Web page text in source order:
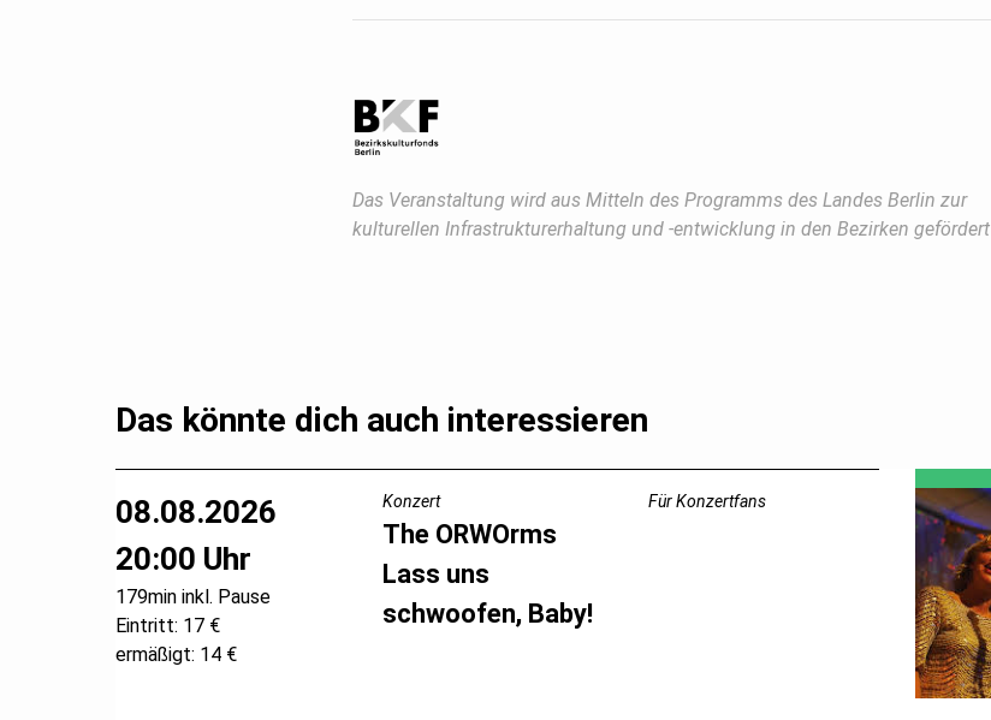
Das Veranstaltung wird aus Mitteln des Programms des Landes Berlin zur
kulturellen Infrastrukturerhaltung und -entwicklung in den Bezirken gefördert
Das könnte dich auch interessieren
08.08.2026
20:00 Uhr
179min inkl. Pause
Eintritt: 17 €
ermäßigt: 14 €
Konzert
The ORWOrms
Lass uns
schwoofen, Baby!
Für Konzertfans